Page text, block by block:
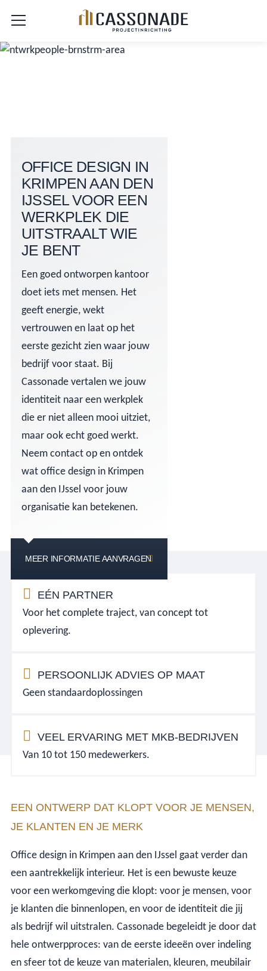
OFFICE DESIGN IN
KRIMPEN AAN DEN
IJSSEL VOOR EEN
WERKPLEK DIE
UITSTRAALT WIE
JE BENT
Een goed ontworpen kantoor
doet iets met mensen. Het
geeft energie, wekt
vertrouwen en laat op het
eerste gezicht zien waar jouw
bedrijf voor staat. Bij
Cassonade vertalen we jouw
identiteit naar een werkplek
die er niet alleen mooi uitziet,
maar ook echt goed werkt.
Neem contact op en ontdek
wat office design in Krimpen
aan den IJssel voor jouw
organisatie kan betekenen.
MEER INFORMATIE AANVRAGEN
EÉN PARTNER
Voor het complete traject, van concept tot
oplevering.
PERSOONLIJK ADVIES OP MAAT
Geen standaardoplossingen
VEEL ERVARING MET MKB-BEDRIJVEN
Van 10 tot 150 medewerkers.
EEN ONTWERP DAT KLOPT VOOR JE MENSEN,
JE KLANTEN EN JE MERK
Office design in Krimpen aan den IJssel gaat verder dan
een aantrekkelijk interieur. Het is een bewuste keuze
voor een werkomgeving die klopt: voor je mensen, voor
je klanten die binnenlopen, en voor de identiteit die jij
als bedrijf wil uitstralen. Cassonade begeleidt je door dat
hele ontwerpproces: van de eerste ideeën over indeling
en sfeer tot de keuze van materialen, kleuren, meubilair